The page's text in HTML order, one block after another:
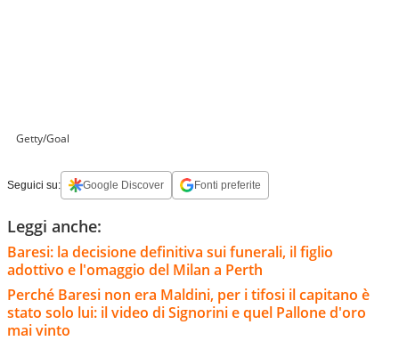
Getty/Goal
Seguici su: Google Discover Fonti preferite
Leggi anche:
Baresi: la decisione definitiva sui funerali, il figlio
adottivo e l'omaggio del Milan a Perth
Perché Baresi non era Maldini, per i tifosi il capitano è
stato solo lui: il video di Signorini e quel Pallone d'oro
mai vinto